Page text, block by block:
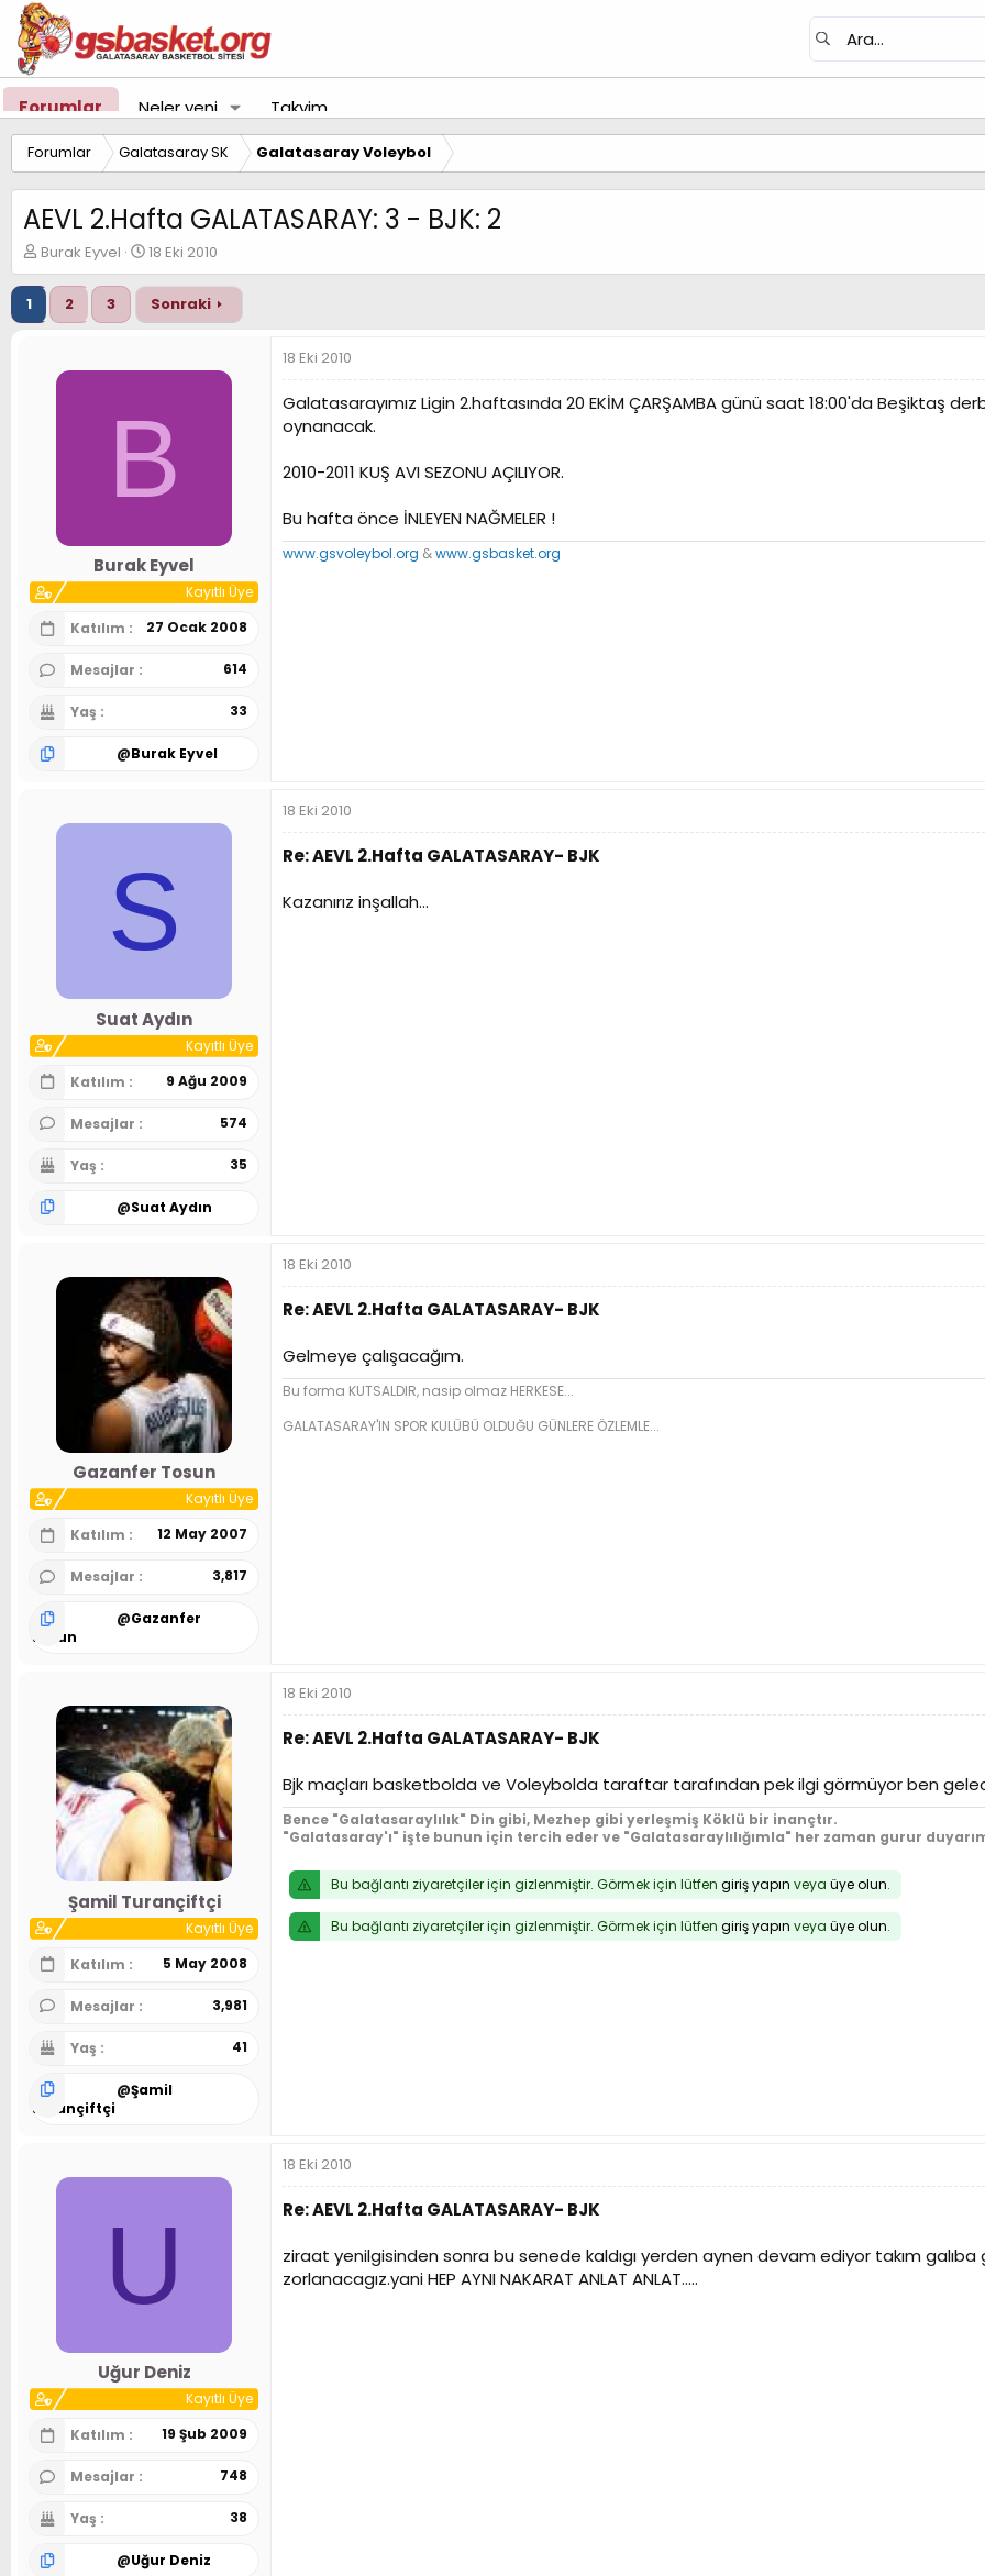
Forumlar Neler yeni Takvim
Forumlar Galatasaray SK Galatasaray Voleybol
AEVL 2.Hafta GALATASARAY: 3 - BJK: 2
K
o
n
u
y
Burak Eyvel
B
a
ş
a
g
t
a
r
i
18 Eki 2010
1 2 3 Sonraki
B
Burak Eyvel
Kayıtlı Üye
Katılım
27 Ocak 2008
Mesajlar 614
Yaş 33
@Burak Eyvel
18 Eki 2010
Galatasarayımız Ligin 2.haftasında 20 EKİM ÇARŞAMBA günü saat 18:00'da Beşiktaş
oynanacak.
2010-2011 KUŞ AVI SEZONU AÇILIYOR.
Bu hafta önce İNLEYEN NAĞMELER !
www.gsvoleybol.org &www.gsbasket.org
S
Suat Aydın
Kayıtlı Üye
Katılım
9 Ağu 2009
Mesajlar 574
Yaş 35
@Suat Aydın
18 Eki 2010
Re: AEVL 2.Hafta GALATASARAY- BJK
Kazanırız inşallah...
Gazanfer Tosun
Kayıtlı Üye
Katılım
12 May 2007
Mesajlar 3,817
@Gazanfer
Tosun
18 Eki 2010
Re: AEVL 2.Hafta GALATASARAY- BJK
Gelmeye çalışacağım.
Bu forma KUTSALDIR, nasip olmaz HERKESE...
GALATASARAY'IN SPOR KULÜBÜ OLDUĞU GÜNLERE ÖZLEMLE...
Şamil Turançiftçi
Kayıtlı Üye
Katılım
5 May 2008
Mesajlar 3,981
Yaş 41
@Şamil
Turançiftçi
18 Eki 2010
Re: AEVL 2.Hafta GALATASARAY- BJK
Bjk maçları basketbolda ve Voleybolda taraftar tarafından pek ilgi görmüyor ben
Bence "Galatasaraylılık" Din gibi, Mezhep gibi yerleşmiş Köklü bir inançtır.
"Galatasaray'ı" işte bunun için tercih eder ve "Galatasaraylılığımla" her zaman gurur
Bu bağlantı ziyaretçiler için gizlenmiştir. Görmek için lütfen giriş yapın veya üye olun.
Bu bağlantı ziyaretçiler için gizlenmiştir. Görmek için lütfen giriş yapın veya üye olun.
U
Uğur Deniz
Kayıtlı Üye
Katılım
19 Şub 2009
Mesajlar 748
Yaş 38
@Uğur Deniz
18 Eki 2010
Re: AEVL 2.Hafta GALATASARAY- BJK
ziraat yenilgisinden sonra bu senede kaldıgı yerden aynen devam ediyor takım
zorlanacagız.yani HEP AYNI NAKARAT ANLAT ANLAT.....